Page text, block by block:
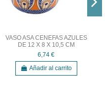
VASO ASA CENEFAS AZULES
DE 12 X 8 X 10,5 CM
6,74 €
Añadir al carrito